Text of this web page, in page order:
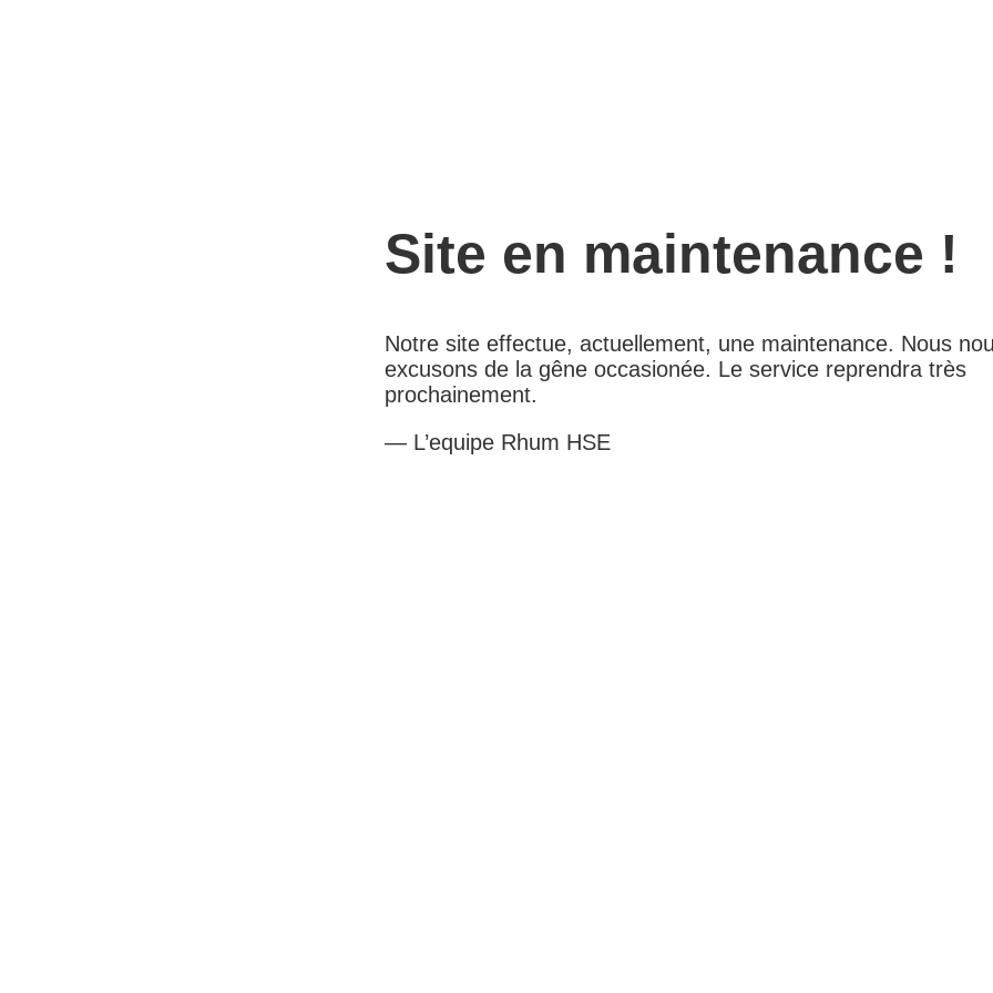
Site en maintenance !
Notre site effectue, actuellement, une maintenance. Nous
excusons de la gêne occasionée. Le service reprendra très
prochainement.
— L’equipe Rhum HSE